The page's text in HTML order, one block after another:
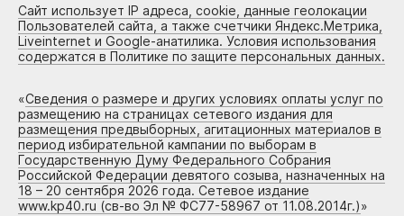
Сайт использует IP адреса, cookie, данные геолокации
Пользователей сайта, а также счетчики Яндекс.Метрика,
Liveinternet и Google-анатилика. Условия использования
содержатся в Политике по защите персональных данных.
«Сведения о размере и других условиях оплаты услуг по
размещению на страницах сетевого издания для
размещения предвыборных, агитационных материалов в
период избирательной кампании по выборам в
Государственную Думу Федерального Собрания
Российской Федерации девятого созыва, назначенных на
18 – 20 сентября 2026 года. Сетевое издание
www.kp40.ru (св-во Эл № ФС77-58967 от 11.08.2014г.)»